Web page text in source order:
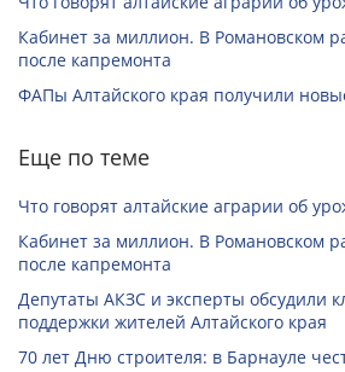
Кабинет за миллион. В Романовском
после капремонта
ФАПы Алтайского края получили
Еще по теме
Что говорят алтайские аграрии об
Кабинет за миллион. В Романовском
после капремонта
Депутаты АКЗС и эксперты обсудили
поддержки жителей Алтайского края
70 лет Дню строителя: в Барнауле